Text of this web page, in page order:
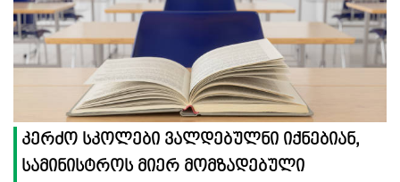
კერძო სკოლები ვალდებულნი იქნებიან,
სამინისტროს მიერ მომზადებული